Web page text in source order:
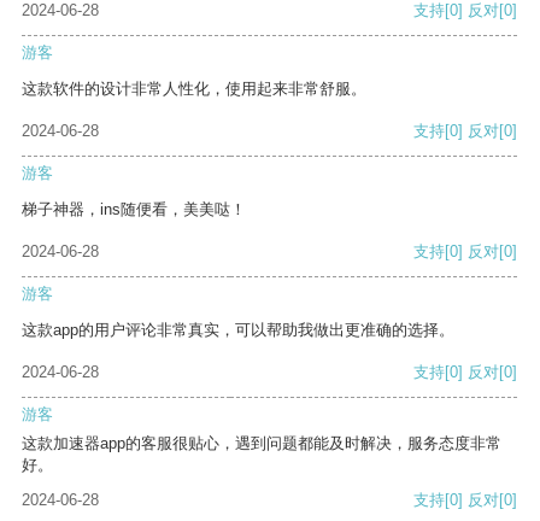
2024-06-28 支持[0] 反对[0]
游客
这款软件的设计非常人性化，使用起来非常舒服。
2024-06-28 支持[0] 反对[0]
游客
梯子神器，ins随便看，美美哒！
2024-06-28 支持[0] 反对[0]
游客
这款app的用户评论非常真实，可以帮助我做出更准确的选择。
2024-06-28 支持[0] 反对[0]
游客
这款加速器app的客服很贴心，遇到问题都能及时解决，服务态度非常
好。
2024-06-28
支持[0] 反对[0]